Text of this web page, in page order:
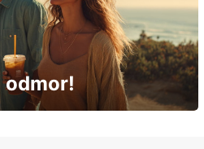
odmor!